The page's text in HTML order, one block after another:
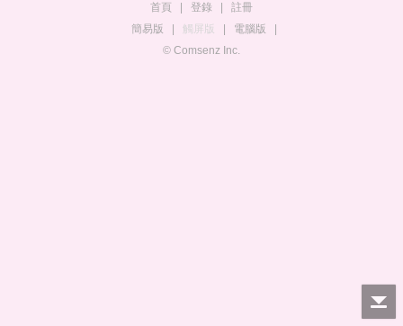
首頁 登錄
註冊
簡易版
觸屏版 電腦版
© Comsenz Inc.